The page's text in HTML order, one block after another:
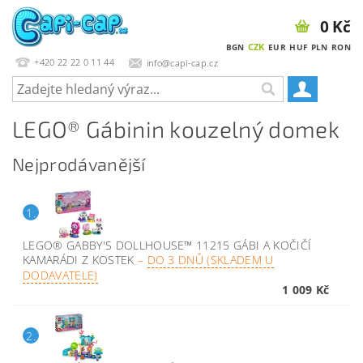
+420 22 22 0 11 44 info@capi-cap.cz
BGN CZK EUR HUF PLN RON
0 Kč
LEGO® Gábinin kouzelný domek
Nejprodávanější
1.
LEGO® GABBY'S DOLLHOUSE™ 11215 GÁBI A KOČIČÍ
KAMARÁDI Z KOSTEK – DO 3 DNŮ (SKLADEM U
DODAVATELE)
1 009 Kč
2.